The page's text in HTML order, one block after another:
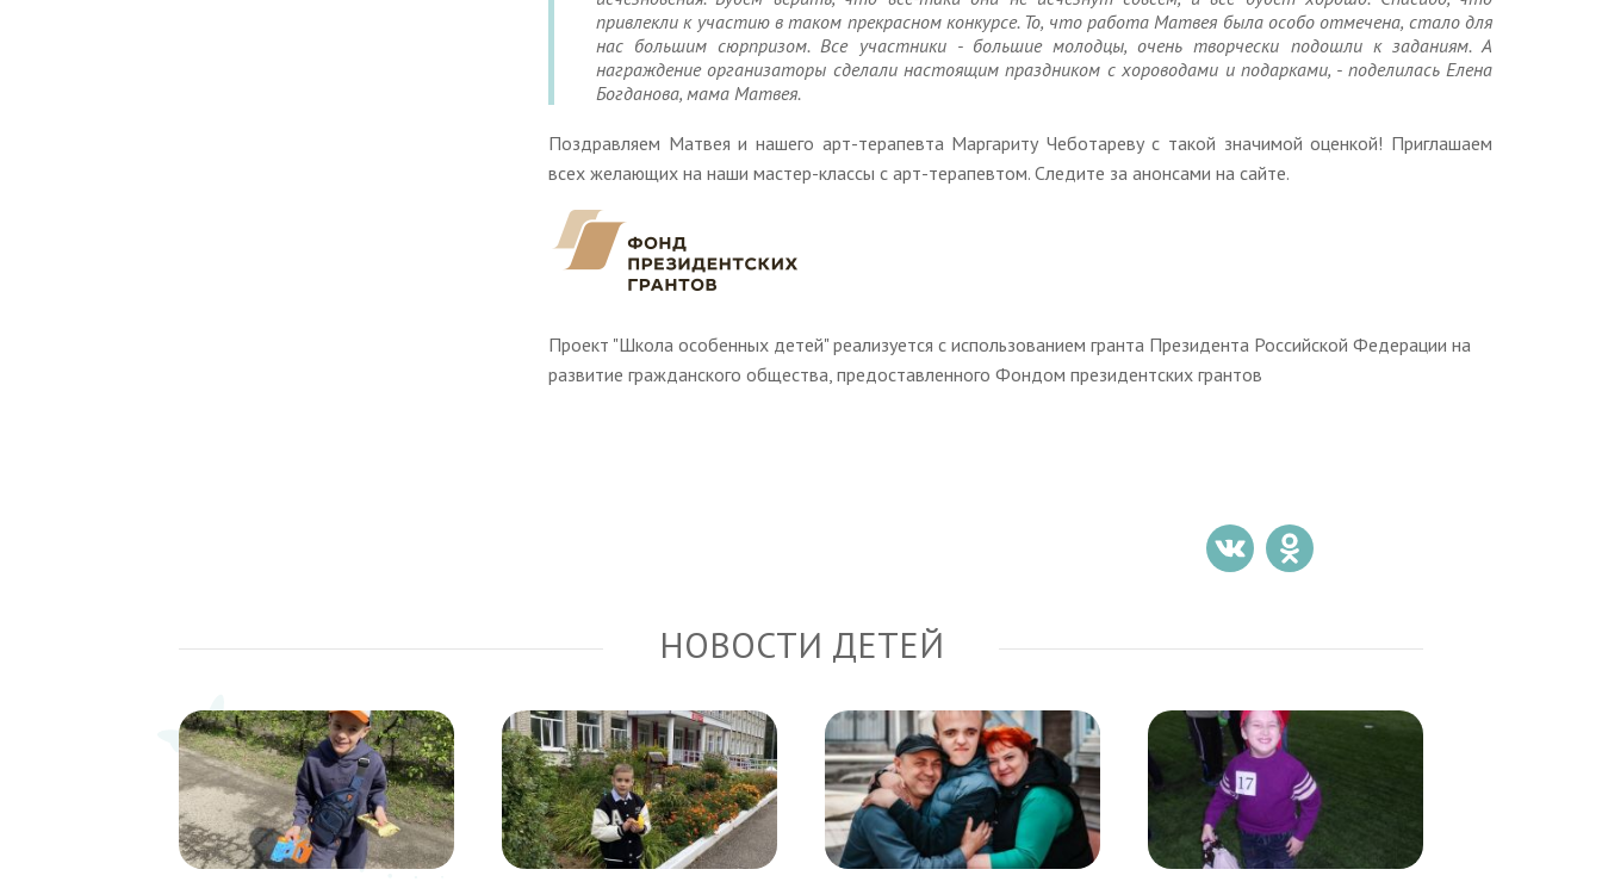
привлекли к участию в таком прекрасном конкурсе. То, что работа Матвея была особо отмечена, стало для
нас большим сюрпризом. Все участники - большие молодцы, очень творчески подошли к заданиям. А
награждение организаторы сделали настоящим праздником с хороводами и подарками, - поделилась Елена
Богданова, мама Матвея.
Поздравляем Матвея и нашего арт-терапевта Маргариту Чеботареву с такой значимой оценкой! Приглашаем
всех желающих на наши мастер-классы с арт-терапевтом. Следите за анонсами на сайте.
Проект "Школа особенных детей" реализуется с использованием гранта Президента Российской Федерации на
развитие гражданского общества, предоставленного Фондом президентских грантов
НОВОСТИ ДЕТЕЙ